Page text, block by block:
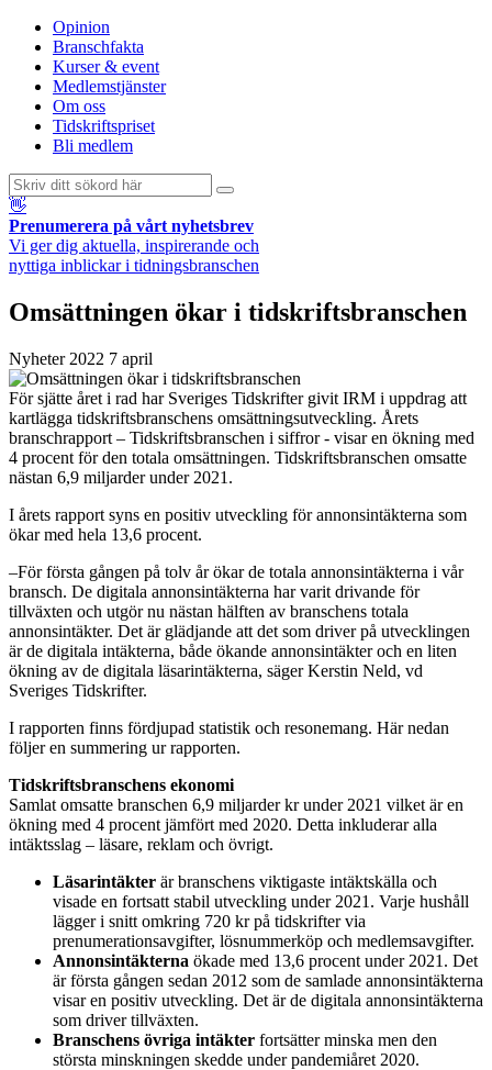
Opinion
Branschfakta
Kurser & event
Medlemstjänster
Om oss
Tidskriftspriset
Bli medlem
👋
Prenumerera på vårt nyhetsbrev
Vi ger dig aktuella, inspirerande och
nyttiga inblickar i tidningsbranschen
Omsättningen ökar i tidskriftsbranschen
Nyheter 2022 7 april
För sjätte året i rad har Sveriges Tidskrifter givit IRM i uppdrag att
kartlägga tidskriftsbranschens omsättningsutveckling. Årets
branschrapport – Tidskriftsbranschen i siffror - visar en ökning med
4 procent för den totala omsättningen. Tidskriftsbranschen omsatte
nästan 6,9 miljarder under 2021.
I årets rapport syns en positiv utveckling för annonsintäkterna som
ökar med hela 13,6 procent.
–För första gången på tolv år ökar de totala annonsintäkterna i vår
bransch. De digitala annonsintäkterna har varit drivande för
tillväxten och utgör nu nästan hälften av branschens totala
annonsintäkter. Det är glädjande att det som driver på utvecklingen
är de digitala intäkterna, både ökande annonsintäkter och en liten
ökning av de digitala läsarintäkterna, säger Kerstin Neld, vd
Sveriges Tidskrifter.
I rapporten finns fördjupad statistik och resonemang. Här nedan
följer en summering ur rapporten.
Tidskriftsbranschens ekonomi
Samlat omsatte branschen 6,9 miljarder kr under 2021 vilket är en
ökning med 4 procent jämfört med 2020. Detta inkluderar alla
intäktsslag – läsare, reklam och övrigt.
Läsarintäkter är branschens viktigaste intäktskälla och
visade en fortsatt stabil utveckling under 2021. Varje hushåll
lägger i snitt omkring 720 kr på tidskrifter via
prenumerationsavgifter, lösnummerköp och medlemsavgifter.
Annonsintäkterna ökade med 13,6 procent under 2021. Det
är första gången sedan 2012 som de samlade annonsintäkterna
visar en positiv utveckling. Det är de digitala annonsintäkterna
som driver tillväxten.
Branschens övriga intäkter fortsätter minska men den
största minskningen ​skedde under pandemiåret 2020.